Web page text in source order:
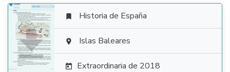

 Historia de España
 Islas Baleares
 Extraordinaria de 2018